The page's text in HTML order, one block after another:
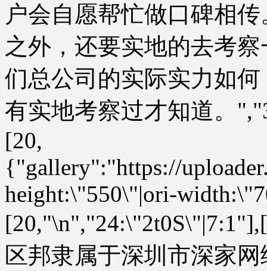
户会自愿帮忙做口碑相
之外，还要实地的去考
们总公司的实际实力如
有实地考察过才知道。
[20,
{"gallery":"https://
height:\"550\"|ori-
区邦隶属于深圳市深家